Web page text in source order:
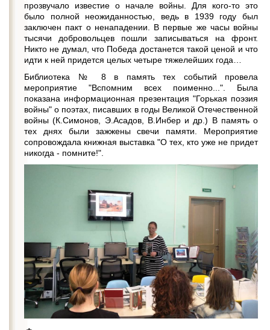
прозвучало известие о начале войны. Для кого-то это
было полной неожиданностью, ведь в 1939 году был
заключен пакт о ненападении. В первые же часы войны
тысячи добровольцев пошли записываться на фронт.
Никто не думал, что Победа достанется такой ценой и что
идти к ней придется целых четыре тяжелейших года…
Библиотека № 8 в память тех событий провела
мероприятие "Вспомним всех поименно...". Была
показана информационная презентация "Горькая поэзия
войны" о поэтах, писавших в годы Великой Отечественной
войны (К.Симонов, Э.Асадов, В.Инбер и др.) В память о
тех днях были зажжены свечи памяти. Мероприятие
сопровождала книжная выставка "О тех, кто уже не придет
никогда - помните!".